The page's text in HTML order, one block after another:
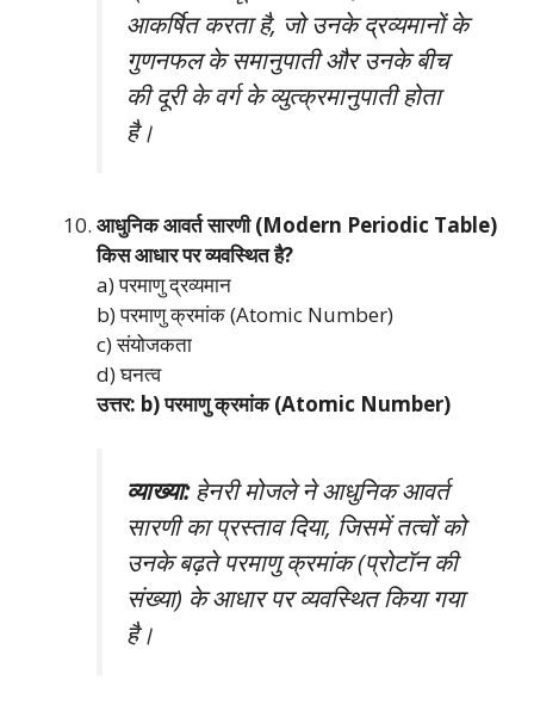
आकर्षित करता है, जो उनके द्रव्यमानों के
गुणनफल के समानुपाती और उनके बीच
की दूरी के वर्ग के व्युत्क्रमानुपाती होता
है।
आधुनिक आवर्त सारणी (Modern Periodic Table)
किस आधार पर व्यवस्थित है?
a) परमाणु द्रव्यमान
b) परमाणु क्रमांक (Atomic Number)
c) संयोजकता
d) घनत्व
उत्तर: b) परमाणु क्रमांक (Atomic Number)
व्याख्या:हेनरी मोजले ने आधुनिक आवर्त
सारणी का प्रस्ताव दिया, जिसमें तत्वों को
उनके बढ़ते परमाणु क्रमांक (प्रोटॉन की
संख्या) के आधार पर व्यवस्थित किया गया
है।